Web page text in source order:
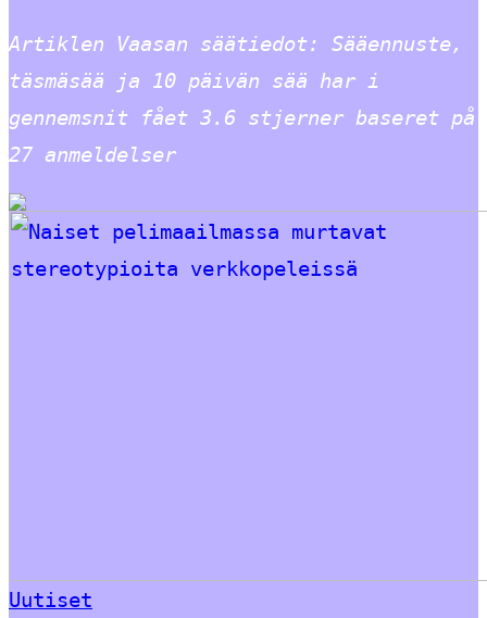
Artiklen Vaasan säätiedot: Sääennuste,
täsmäsää ja 10 päivän sää har i
gennemsnit fået 3.6 stjerner baseret på
27 anmeldelser
Uutiset